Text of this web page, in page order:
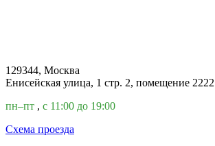
129344, Москва
Енисейская улица, 1 стр. 2, помещение 2222
пн–пт , с 11:00 до 19:00
Cхема проезда